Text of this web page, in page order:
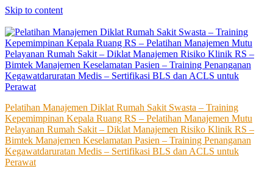
Skip to content
Pelatihan Manajemen Diklat Rumah Sakit Swasta – Training
Kepemimpinan Kepala Ruang RS – Pelatihan Manajemen Mutu
Pelayanan Rumah Sakit – Diklat Manajemen Risiko Klinik RS –
Bimtek Manajemen Keselamatan Pasien – Training Penanganan
Kegawatdaruratan Medis – Sertifikasi BLS dan ACLS untuk
Perawat